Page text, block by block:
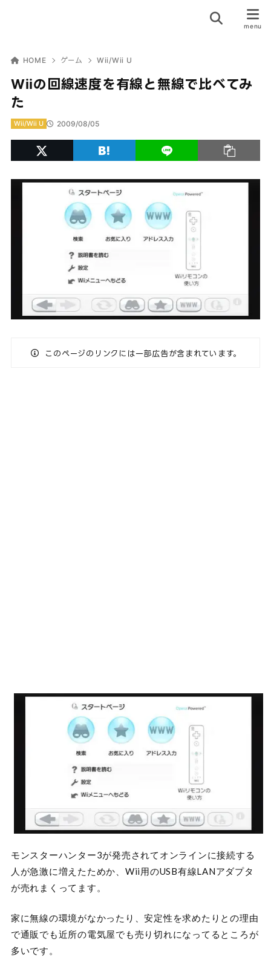
HOME ゲーム Wii/Wii U
Wiiの回線速度を有線と無線で比べてみ
た
2009/08/05
Wii/Wii U
このページのリンクには一部広告が含まれています。
モンスターハンター3が発売されてオンラインに接続する
人が急激に増えたためか、Wii用のUSB有線LANアダプタ
が売れまくってます。
家に無線の環境がなかったり、安定性を求めたりとの理由
で通販でも近所の電気屋でも売り切れになってるところが
多いです。